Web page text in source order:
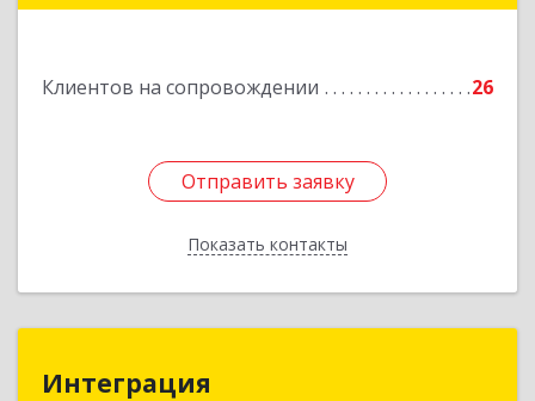
Клиентов на сопровождении 26
Отправить заявку
Показать контакты
Отправить заявку
Назад
Интеграция